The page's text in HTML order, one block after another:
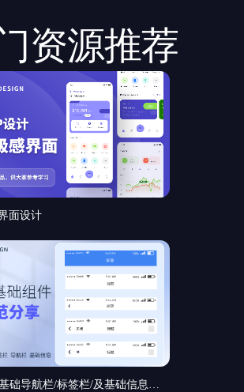
资源推荐
面设计
UI界面基础导航栏/标签栏/及基础信息和基础弹窗组件规范分享